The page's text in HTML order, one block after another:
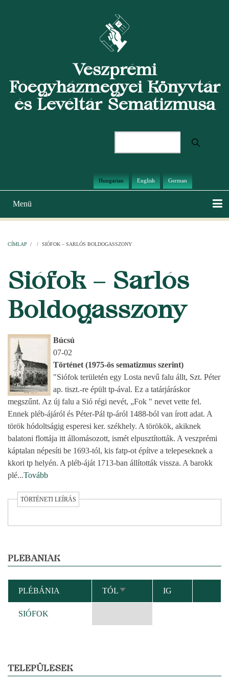
Veszprémi
Főegyházmegyei Könyvtár
és Levéltár Sematizmusa
Hungarian English German
Main
navigation
Menü
CÍMLAP / / SIÓFOK – SARLÓS BOLDOGASSZONY
Siófok – Sarlós
Boldogasszony
Búcsú
07-02
Történet (1975-ös sematizmus szerint)
"Siófok területén egy Losta nevű falu állt, Szt. Péter
ap. tiszt.-re épült tp-ával. Ez a tatárjáráskor
megszűnt. Az új falu a Sió régi nevét, „Fok " nevet vette fel.
Ennek pléb-ájáról és Péter-Pál tp-áról 1488-ból van írott adat. A
török hódoltságig esperesi ker. székhely. A törökök, akiknek
balatoni flottája itt állomásozott, ismét elpusztították. A veszprémi
káptalan népesíti be 1693-tól, kis fatp-ot építve a telepeseknek a
kkori tp helyén. A pléb-áját 1713-ban állították vissza. A barokk
plé...Tovább
TÖRTÉNETI LEÍRÁS
PLÉBÁNIÁK
PLÉBÁNIA TÓLNÖVEKVŐ
RENDEZÉS
IG
SIÓFOK
TELEPÜLÉSEK